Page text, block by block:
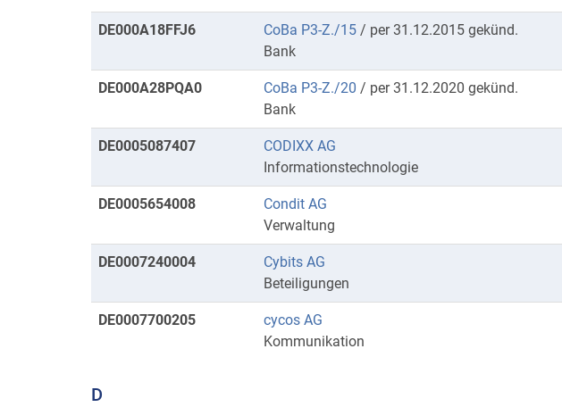
DE000A18FFJ6 CoBa P3-Z./15 / per 31.12.2015 gekünd.
Bank
DE000A28PQA0 CoBa P3-Z./20 / per 31.12.2020 gekünd.
Bank
DE0005087407
CODIXX AG
Informationstechnologie
DE0005654008
Condit AG
Verwaltung
DE0007240004
Cybits AG
Beteiligungen
DE0007700205
cycos AG
Kommunikation
D